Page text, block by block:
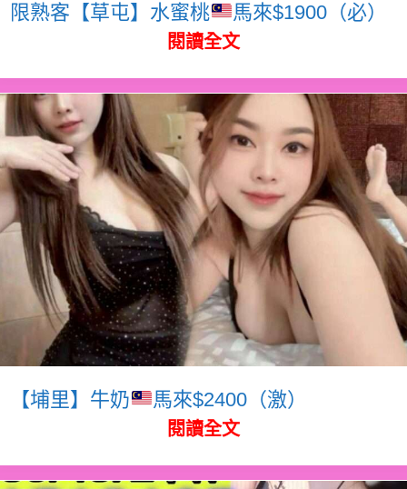
限熟客【草屯】水蜜桃 馬來$1900（必）
閱讀全文
【埔里】牛奶 馬來$2400（激）
閱讀全文